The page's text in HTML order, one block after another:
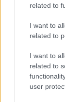
related to
I want to
related to
I want to
related to
user
NECROLOGIE